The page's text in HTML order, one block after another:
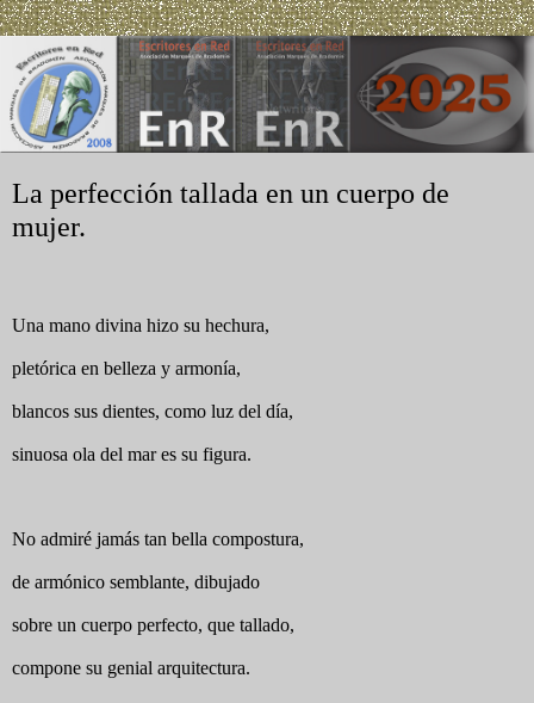
La perfección tallada en un cuerpo de
mujer.
Una mano divina hizo su hechura,
pletórica en belleza y armonía,
blancos sus dientes, como luz del día,
sinuosa ola del mar es su figura.
No admiré jamás tan bella compostura,
de armónico semblante, dibujado
sobre un cuerpo perfecto, que tallado,
compone su genial arquitectura.